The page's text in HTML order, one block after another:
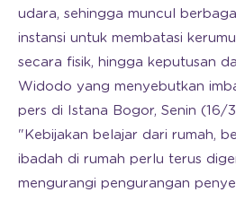
udara, sehingga muncul
instansi untuk membatasi
secara fisik, hingga keputusan
Widodo yang menyebutkan
pers di Istana Bogor, Senin (16/
"Kebijakan belajar dari rumah,
ibadah di rumah perlu terus
mengurangi pengurangan